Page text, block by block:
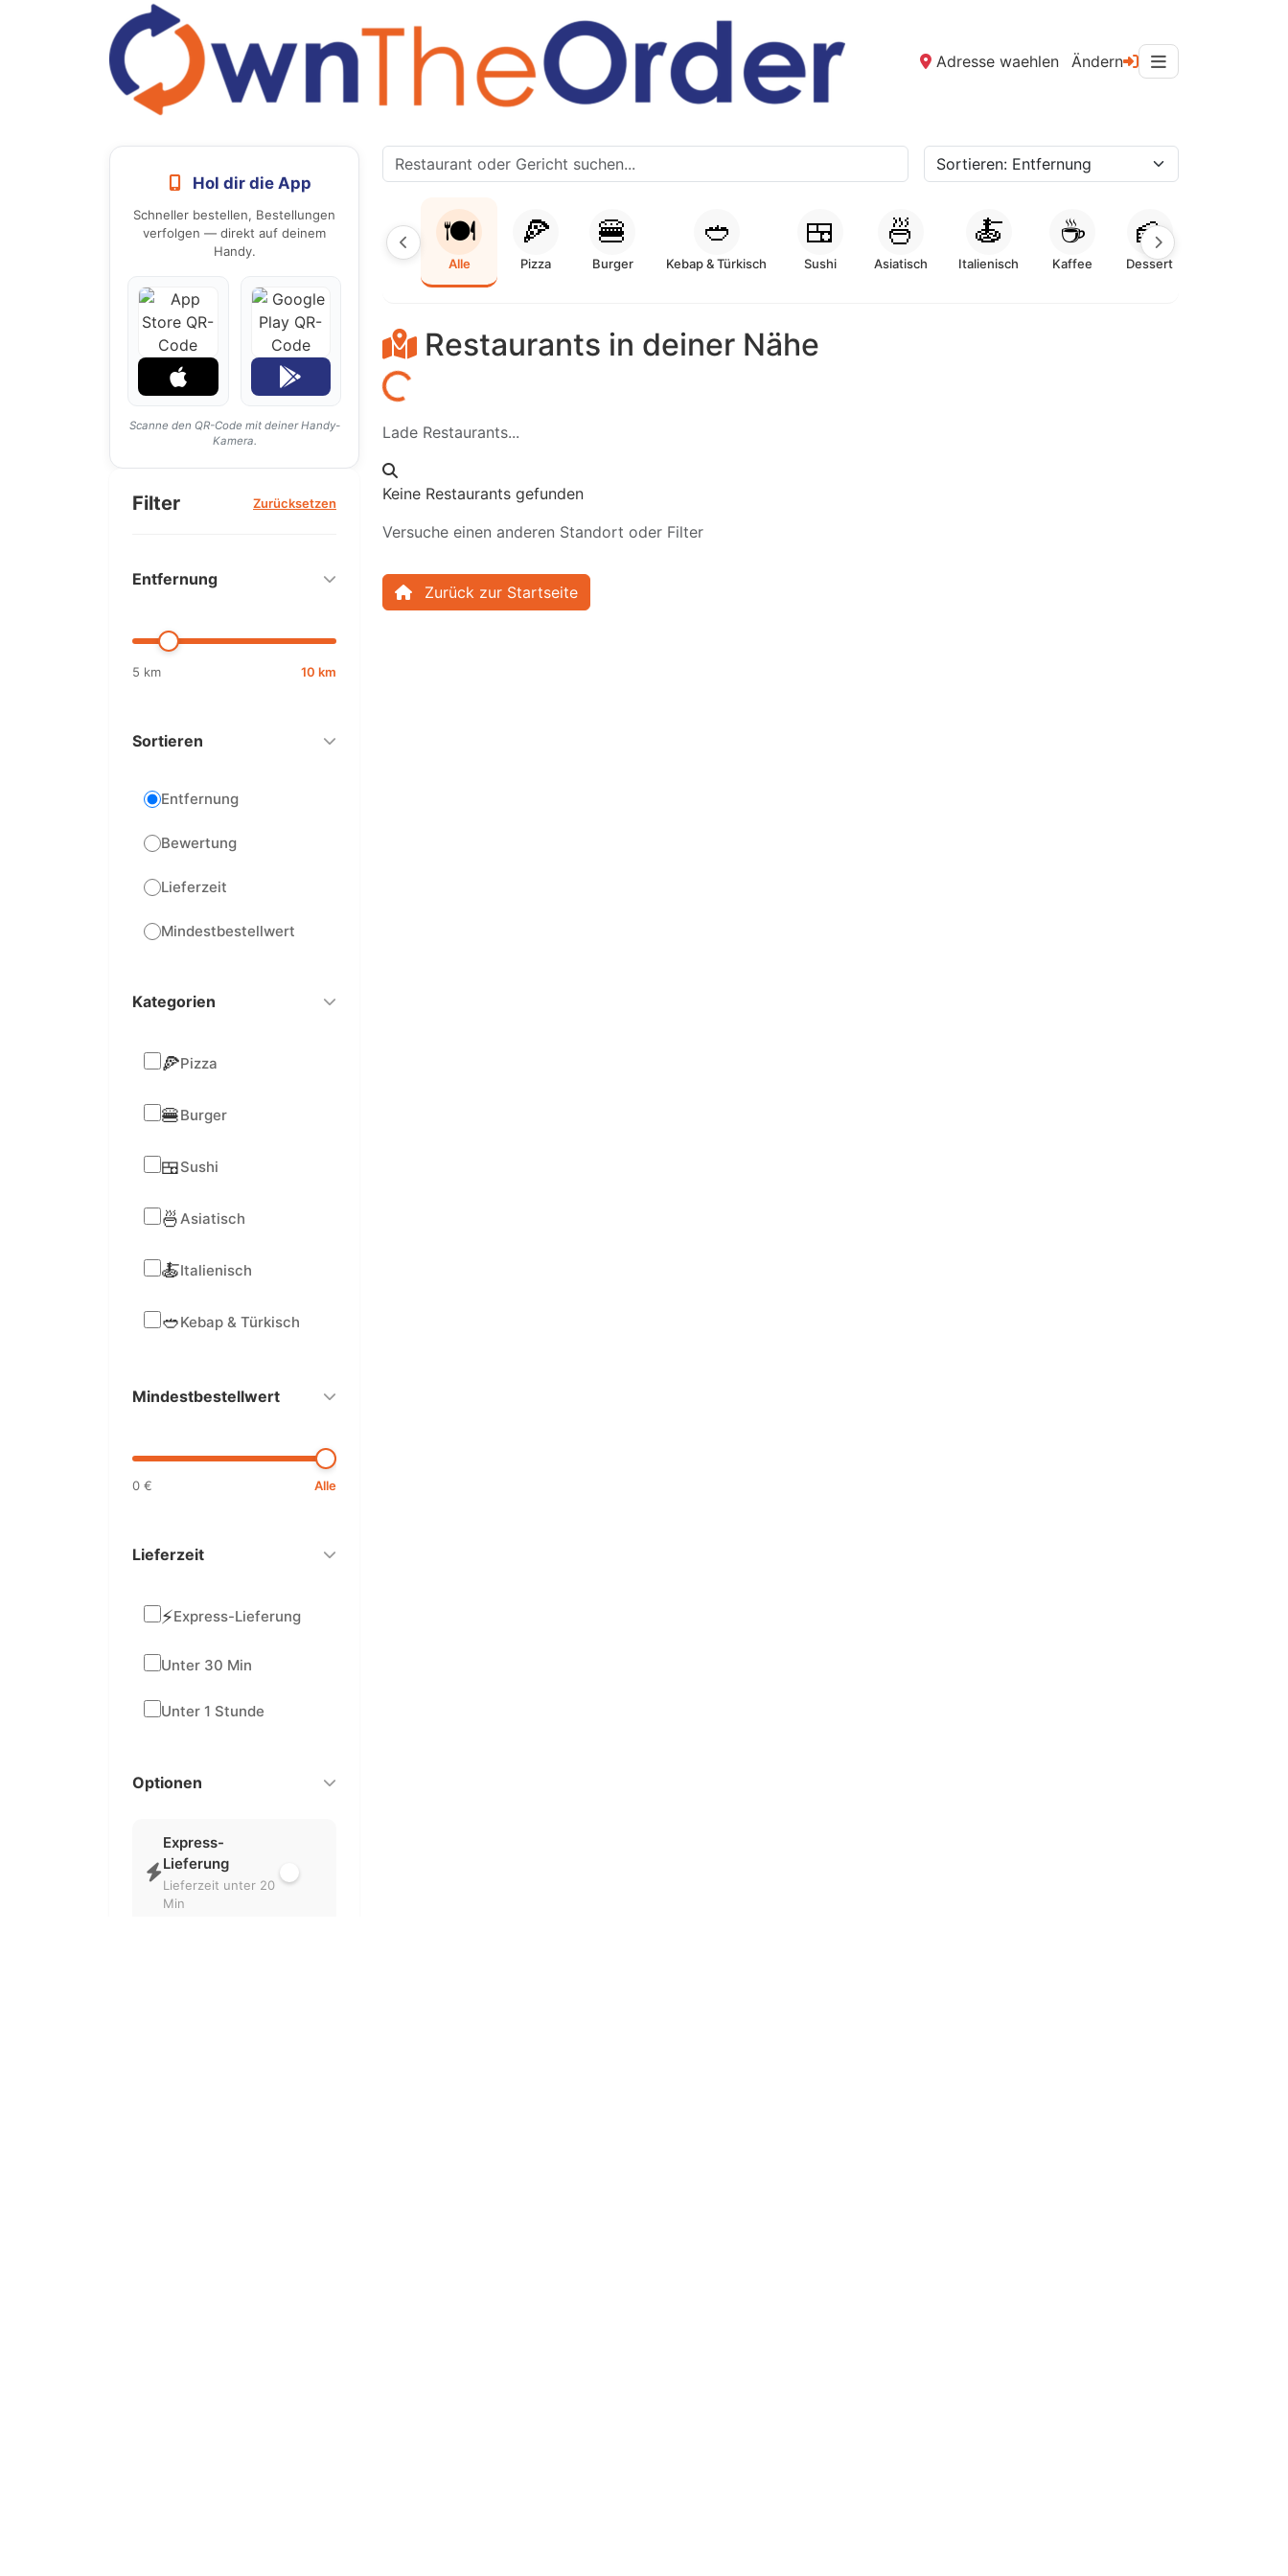
Adresse waehlen Ändern
Hol dir die App
Schneller bestellen, Bestellungen
verfolgen — direkt auf deinem
Handy.
Scanne den QR-Code mit deiner Handy-
Kamera.
Filter Zurücksetzen
Entfernung
5 km 10 km
Sortieren
Entfernung
Bewertung
Lieferzeit
Mindestbestellwert
Kategorien
🍕Pizza
🍔Burger
🍱Sushi
🍜Asiatisch
🍝Italienisch
🥙Kebap & Türkisch
Mindestbestellwert
0 € Alle
Lieferzeit
⚡Express-Lieferung
Unter 30 Min
Unter 1 Stunde
Optionen
Express-
Lieferung
Lieferzeit unter 20
Min
🍽️
Alle
🍕
Pizza
🍔
Burger
🥙
Kebap & Türkisch
🍱
Sushi
🍜
Asiatisch
🍝
Italienisch
☕
Kaffee
🍰
Dessert
Restaurants in deiner Nähe
Laden...
Lade Restaurants...
Keine Restaurants gefunden
Versuche einen anderen Standort oder Filter
Zurück zur Startseite